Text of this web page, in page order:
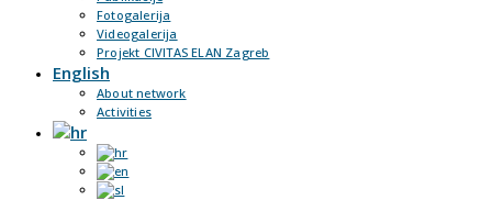
Fotogalerija
Videogalerija
Projekt CIVITAS ELAN Zagreb
English
About network
Activities